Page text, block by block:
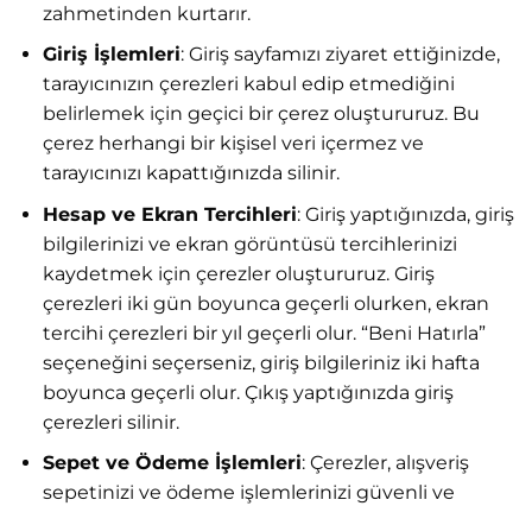
zahmetinden kurtarır.
Giriş İşlemleri: Giriş sayfamızı ziyaret ettiğinizde,
tarayıcınızın çerezleri kabul edip etmediğini
belirlemek için geçici bir çerez oluştururuz. Bu
çerez herhangi bir kişisel veri içermez ve
tarayıcınızı kapattığınızda silinir.
Hesap ve Ekran Tercihleri: Giriş yaptığınızda, giriş
bilgilerinizi ve ekran görüntüsü tercihlerinizi
kaydetmek için çerezler oluştururuz. Giriş
çerezleri iki gün boyunca geçerli olurken, ekran
tercihi çerezleri bir yıl geçerli olur. “Beni Hatırla”
seçeneğini seçerseniz, giriş bilgileriniz iki hafta
boyunca geçerli olur. Çıkış yaptığınızda giriş
çerezleri silinir.
Sepet ve Ödeme İşlemleri: Çerezler, alışveriş
sepetinizi ve ödeme işlemlerinizi güvenli ve